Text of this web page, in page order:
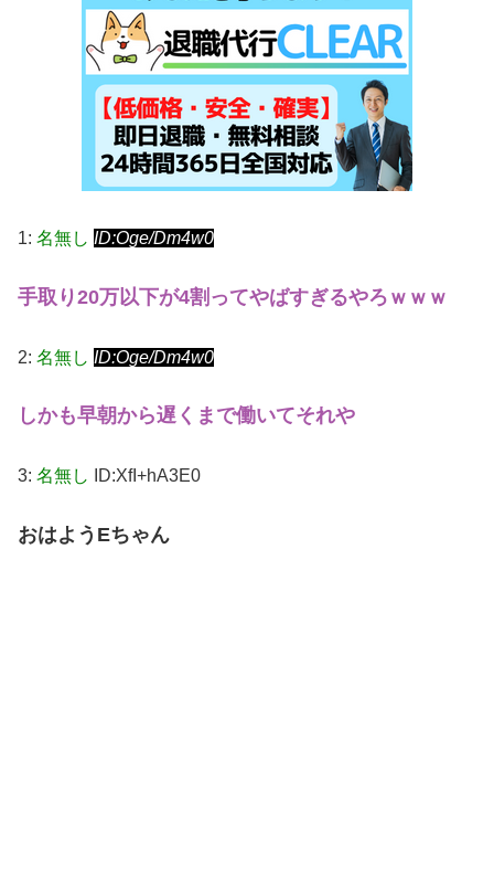
1: 名無し ID:Oge/Dm4w0
手取り20万以下が4割ってやばすぎるやろｗｗｗ
2: 名無し ID:Oge/Dm4w0
しかも早朝から遅くまで働いてそれや
3: 名無し ID:XfI+hA3E0
おはようEちゃん